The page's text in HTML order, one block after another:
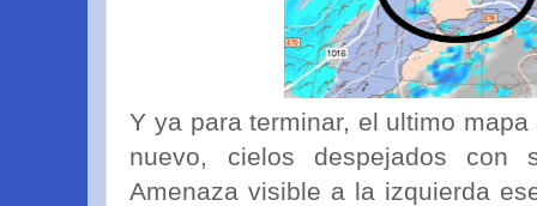
Y ya para terminar, el ultimo
nuevo, cielos despejados con
Amenaza visible a la izquierda